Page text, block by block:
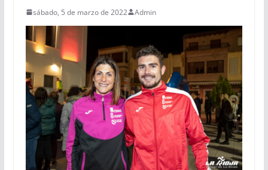
sábado, 5 de marzo de 2022 Admin